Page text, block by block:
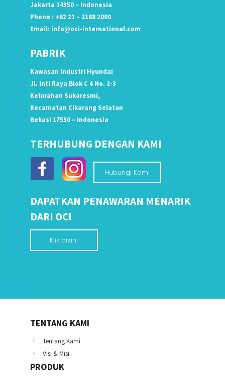
Jakarta 14350 – Indonesia
Phone : +62 21 – 2188 2000
Email: info@oci-international.com
PABRIK
Kawasan Industri Hyundai
Jl. Inti Raya Blok C 4 No. 2-3
Kelurahan Sukaresmi,
Kecamatan Cikarang Selatan
Bekasi 17550 – Indonesia
TERHUBUNG DENGAN KAMI
Hubungi Kami
DAPATKAN PENAWARAN MENARIK
DARI OCI
Klik disini
TENTANG KAMI
Tentang Kami
Visi & Misi
PRODUK